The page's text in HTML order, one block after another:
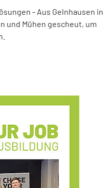
- Aus Gelnhausen in
und Mühen gescheut, um